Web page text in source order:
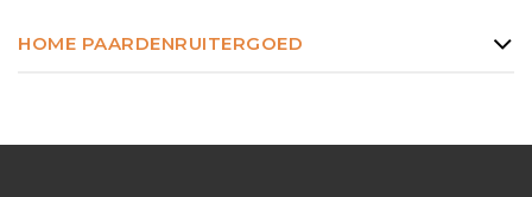
HOME PAARDENRUITERGOED